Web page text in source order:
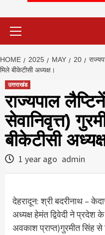
HOME 2025 MAY 20
मिले बीकेटीसी अध्यक्ष।
उत्तराखंड
राज्यपाल
सेवानिवृत्त)
बीकेटीसी
1 year ago admin
देहरादून: श्री बदरीनाथ –
अध्यक्ष हेमंत द्विवेदी ने प्रदेश
अवकाश प्राप्त)गुरमीत सिंह